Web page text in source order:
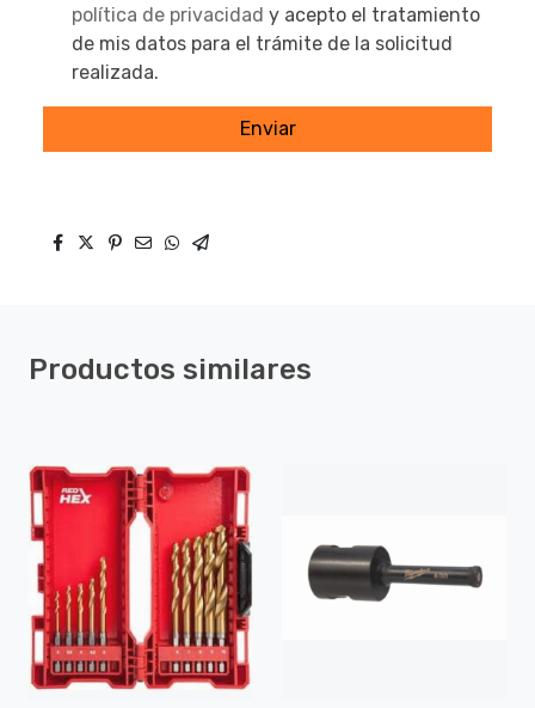
política de privacidad y acepto el tratamiento
de mis datos para el trámite de la solicitud
realizada.
Enviar
Productos similares